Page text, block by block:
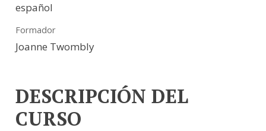
español
Formador
Joanne Twombly
DESCRIPCIÓN DEL
CURSO